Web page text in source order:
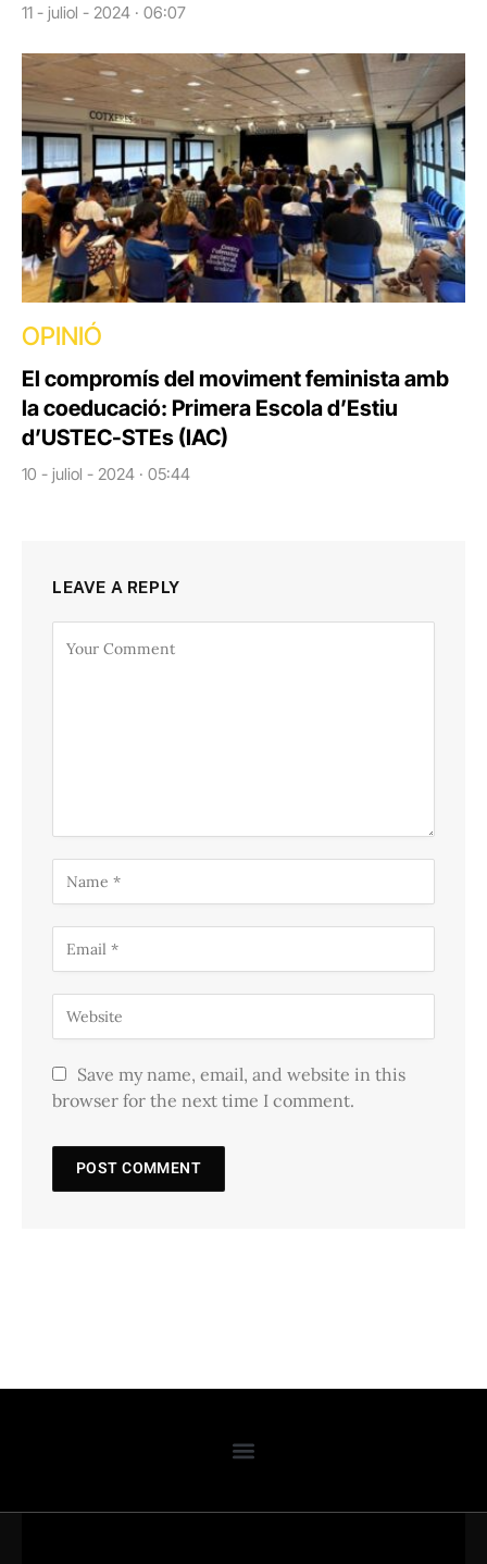
11 - juliol - 2024 · 06:07
OPINIÓ
El compromís del moviment feminista amb
la coeducació: Primera Escola d’Estiu
d’USTEC-STEs (IAC)
10 - juliol - 2024 · 05:44
LEAVE A REPLY
Save my name, email, and website in this
browser for the next time I comment.